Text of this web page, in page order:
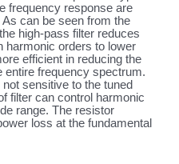
frequency response are
can be seen from the
high-pass filter reduces
harmonic orders to lower
efficient in reducing the
entire frequency spectrum.
sensitive to the tuned
filter can control harmonic
range. The resistor
loss at the fundamental